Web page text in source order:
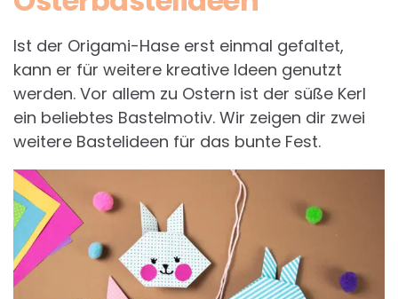
Ist der Origami-Hase erst einmal gefaltet,
kann er für weitere kreative Ideen genutzt
werden. Vor allem zu Ostern ist der süße Kerl
ein beliebtes Bastelmotiv. Wir zeigen dir zwei
weitere Bastelideen für das bunte Fest.